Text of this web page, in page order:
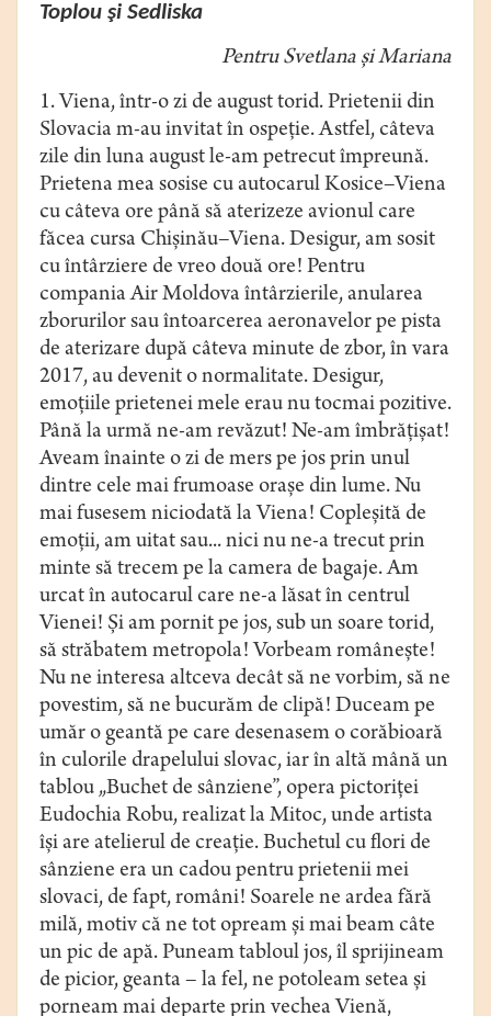
Toplou şi Sedliska
Pentru Svetlana şi Mariana
1. Viena, într-o zi de august torid. Prietenii din
Slovacia m-au invitat în ospeţie. Astfel, câteva
zile din luna august le-am petrecut împreună.
Prietena mea sosise cu autocarul Kosice–Viena
cu câteva ore până să aterizeze avionul care
făcea cursa Chişinău–Viena. Desigur, am sosit
cu întârziere de vreo două ore! Pentru
compania Air Moldova întârzierile, anularea
zborurilor sau întoarcerea aeronavelor pe pista
de aterizare după câteva minute de zbor, în vara
2017, au devenit o normalitate. Desigur,
emoţiile prietenei mele erau nu tocmai pozitive.
Până la urmă ne-am revăzut! Ne-am îmbrăţişat!
Aveam înainte o zi de mers pe jos prin unul
dintre cele mai frumoase oraşe din lume. Nu
mai fusesem niciodată la Viena! Copleşită de
emoţii, am uitat sau... nici nu ne-a trecut prin
minte să trecem pe la camera de bagaje. Am
urcat în autocarul care ne-a lăsat în centrul
Vienei! Şi am pornit pe jos, sub un soare torid,
să străbatem metropola! Vorbeam româneşte!
Nu ne interesa altceva decât să ne vorbim, să ne
povestim, să ne bucurăm de clipă! Duceam pe
umăr o geantă pe care desenasem o corăbioară
în culorile drapelului slovac, iar în altă mână un
tablou „Buchet de sânziene”, opera pictoriţei
Eudochia Robu, realizat la Mitoc, unde artista
îşi are atelierul de creaţie. Buchetul cu flori de
sânziene era un cadou pentru prietenii mei
slovaci, de fapt, români! Soarele ne ardea fără
milă, motiv că ne tot opream şi mai beam câte
un pic de apă. Puneam tabloul jos, îl sprijineam
de picior, geanta – la fel, ne potoleam setea şi
porneam mai departe prin vechea Vienă,